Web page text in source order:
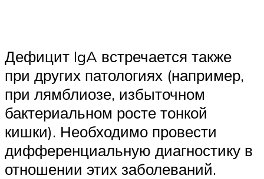
Дефицит IgA встречается также
при других патологиях (например,
при лямблиозе, избыточном
бактериальном росте тонкой
кишки). Необходимо провести
дифференциальную диагностику в
отношении этих заболеваний.